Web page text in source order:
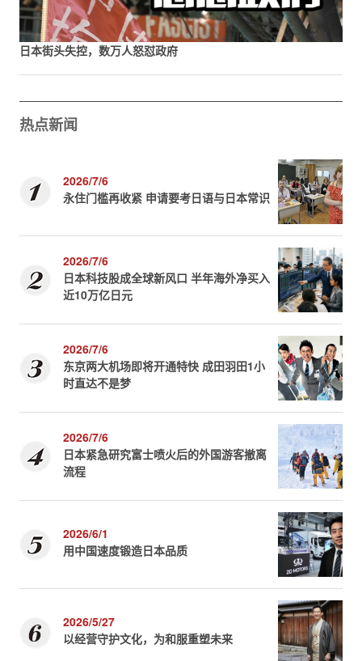
日本街头失控，数万人怒怼政府
热点新闻
2026/7/6
永住门槛再收紧 申请要考日语与日本常识
2026/7/6
日本科技股成全球新风口 半年海外净买入
近10万亿日元
2026/7/6
东京两大机场即将开通特快 成田羽田1小
时直达不是梦
2026/7/6
日本紧急研究富士喷火后的外国游客撤离
流程
2026/6/1
用中国速度锻造日本品质
2026/5/27
以经营守护文化，为和服重塑未来